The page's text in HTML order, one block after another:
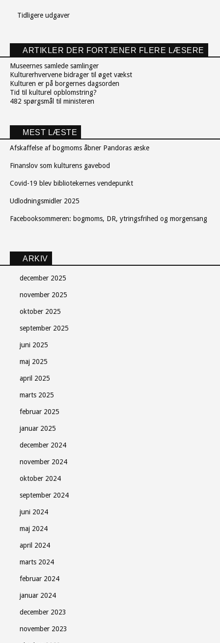
Tidligere udgaver
ARTIKLER DER FORTJENER FLERE LÆSERE
Museernes samlede samlinger
Kulturerhvervene bidrager til øget vækst
Kulturen er på borgernes dagsorden
Tid til kulturel opblomstring?
482 spørgsmål til ministeren
MEST LÆSTE
Afskaffelse af bogmoms åbner Pandoras æske
Finanslov som kulturens gavebod
Covid-19 blev bibliotekernes vendepunkt
Udlodningsmidler 2025
Facebooksommeren: bogmoms, DR, ytringsfrihed og morgensang
ARKIV
december 2025
november 2025
oktober 2025
september 2025
juni 2025
maj 2025
april 2025
marts 2025
februar 2025
januar 2025
december 2024
november 2024
oktober 2024
september 2024
juni 2024
maj 2024
april 2024
marts 2024
februar 2024
januar 2024
december 2023
november 2023